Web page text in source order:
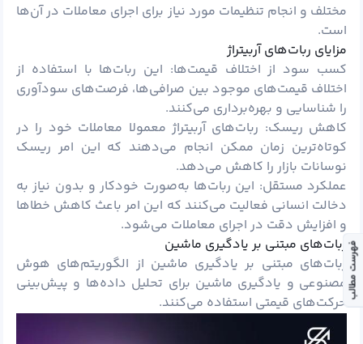
مختلف و انجام تنظیمات مورد نیاز برای اجرای معاملات در آن‌ها
است.
مزایای ربات‌های آربیتراژ
کسب سود از اختلاف قیمت‌ها: این ربات‌ها با استفاده از
اختلاف قیمت‌های موجود بین صرافی‌ها، فرصت‌های سودآوری
را شناسایی و بهره‌برداری می‌کنند.
کاهش ریسک: ربات‌های آربیتراژ معمولا معاملات خود را در
کوتاه‌ترین زمان ممکن انجام می‌دهند که این امر ریسک
نوسانات بازار را کاهش می‌دهد.
عملکرد مستقل: این ربات‌ها به‌صورت خودکار و بدون نیاز به
دخالت انسانی فعالیت می‌کنند که این امر باعث کاهش خطاها
و افزایش دقت در اجرای معاملات می‌شود.
ربات‌های مبتنی بر یادگیری ماشین
ربات‌های مبتنی بر یادگیری ماشین از الگوریتم‌های هوش
مصنوعی و یادگیری ماشین برای تحلیل داده‌ها و پیش‌بینی
حرکت‌های قیمتی استفاده می‌کنند.
فهرست مطالب